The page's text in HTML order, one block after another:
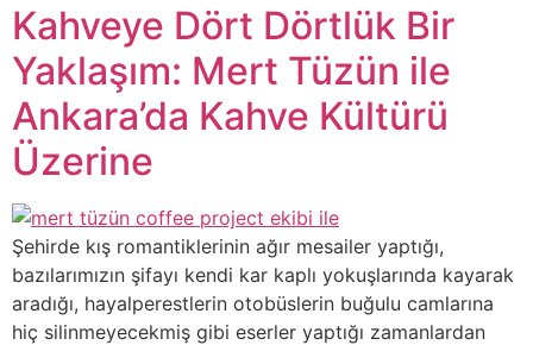
Kahveye Dört Dörtlük Bir
Yaklaşım: Mert Tüzün ile
Ankara’da Kahve Kültürü
Üzerine
Şehirde kış romantiklerinin ağır mesailer yaptığı,
bazılarımızın şifayı kendi kar kaplı yokuşlarında kayarak
aradığı, hayalperestlerin otobüslerin buğulu camlarına
hiç silinmeyecekmiş gibi eserler yaptığı zamanlardan